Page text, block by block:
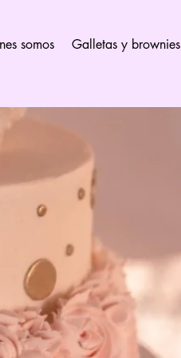
somos Galletas y brownies